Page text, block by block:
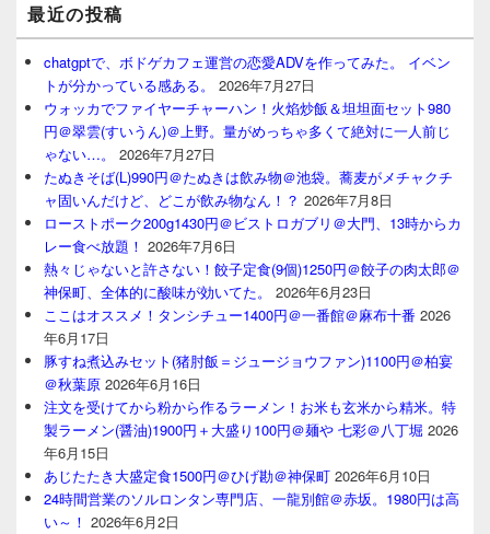
最近の投稿
chatgptで、ボドゲカフェ運営の恋愛ADVを作ってみた。 イベン
トが分かっている感ある。
2026年7月27日
ウォッカでファイヤーチャーハン！火焰炒飯＆坦坦面セット980
円＠翠雲(すいうん)＠上野。量がめっちゃ多くて絶対に一人前じ
ゃない…。
2026年7月27日
たぬきそば(L)990円＠たぬきは飲み物＠池袋。蕎麦がメチャクチ
ャ固いんだけど、どこが飲み物なん！？ 2026年7月8日
ローストポーク200g1430円＠ビストロガブリ＠大門、13時からカ
レー食べ放題！ 2026年7月6日
熱々じゃないと許さない！餃子定食(9個)1250円＠餃子の肉太郎＠
神保町、全体的に酸味が効いてた。
2026年6月23日
ここはオススメ！タンシチュー1400円＠一番館＠麻布十番 2026
年6月17日
豚すね煮込みセット(猪肘飯＝ジュージョウファン)1100円＠柏宴
＠秋葉原 2026年6月16日
注文を受けてから粉から作るラーメン！お米も玄米から精米。特
製ラーメン(醤油)1900円＋大盛り100円＠麺や 七彩＠八丁堀 2026
年6月15日
あじたたき大盛定食1500円＠ひげ勘＠神保町 2026年6月10日
24時間営業のソルロンタン専門店、一龍別館＠赤坂。1980円は高
い～！ 2026年6月2日